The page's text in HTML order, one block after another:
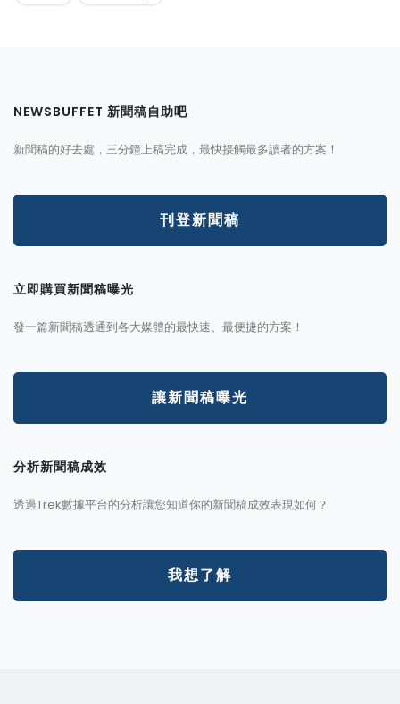
NEWSBUFFET 新聞稿自助吧
新聞稿的好去處，三分鐘上稿完成，最快接觸最多讀者的方案！
刊登新聞稿
立即購買新聞稿曝光
發一篇新聞稿透通到各大媒體的最快速、最便捷的方案！
讓新聞稿曝光
分析新聞稿成效
透過Trek數據平台的分析讓您知道你的新聞稿成效表現如何？
我想了解